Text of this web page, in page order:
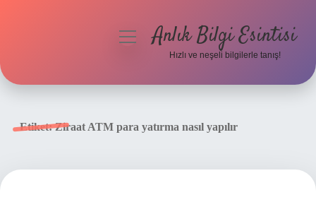
menüyüAnlık Bilgi Esintisi
Hızlı ve neşeli bilgilerle tanış!
Etiket:Ziraat ATM para yatırma nasıl yapılır